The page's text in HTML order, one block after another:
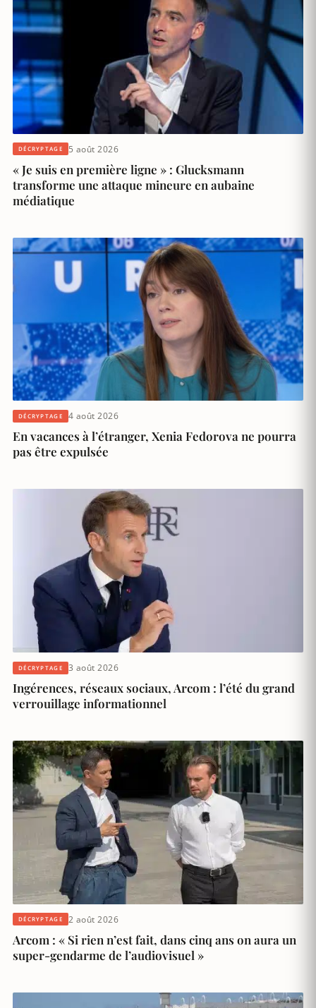
DÉCRYPTAGE 5 août 2026
« Je suis en première ligne » : Glucksmann
transforme une attaque mineure en aubaine
médiatique
DÉCRYPTAGE 4 août 2026
En vacances à l’étranger, Xenia Fedorova ne pourra
pas être expulsée
DÉCRYPTAGE 3 août 2026
Ingérences, réseaux sociaux, Arcom : l’été du grand
verrouillage informationnel
DÉCRYPTAGE 2 août 2026
Arcom : « Si rien n’est fait, dans cinq ans on aura un
super-gendarme de l’audiovisuel »